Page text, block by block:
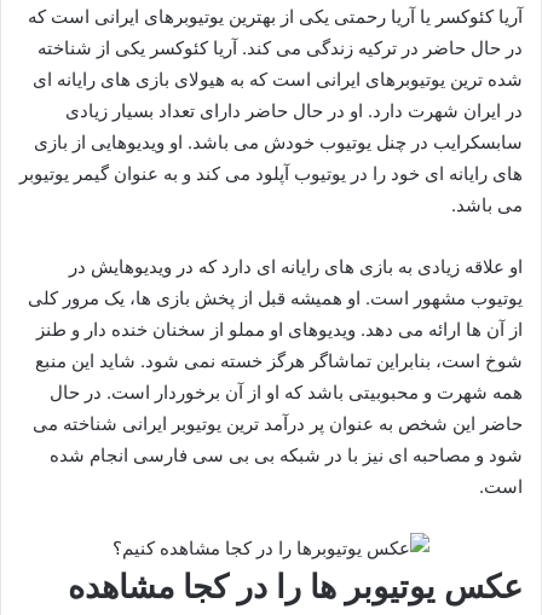
آریا کئوکسر یا آریا رحمتی یکی از بهترین یوتیوبرهای ایرانی است که
در حال حاضر در ترکیه زندگی می کند. آریا کئوکسر یکی از شناخته
شده ترین یوتیوبرهای ایرانی است که به هیولای بازی های رایانه ای
در ایران شهرت دارد. او در حال حاضر دارای تعداد بسیار زیادی
سابسکرایب در چنل یوتیوب خودش می باشد. او ویدیوهایی از بازی
های رایانه ای خود را در یوتیوب آپلود می کند و به عنوان گیمر یوتیوبر
می باشد.
او علاقه زیادی به بازی های رایانه ای دارد که در ویدیوهایش در
یوتیوب مشهور است. او همیشه قبل از پخش بازی ها، یک مرور کلی
از آن ها ارائه می دهد. ویدیوهای او مملو از سخنان خنده دار و طنز
شوخ است، بنابراین تماشاگر هرگز خسته نمی شود. شاید این منبع
همه شهرت و محبوبیتی باشد که او از آن برخوردار است. در حال
حاضر این شخص به عنوان پر درآمد ترین یوتیوبر ایرانی شناخته می
شود و مصاحبه ای نیز با در شبکه بی بی سی فارسی انجام شده
است.
عکس یوتیوبر ها را در کجا مشاهده